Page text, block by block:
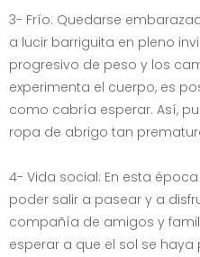
3- Frío: Quedarse
a lucir barriguita en pleno
progresivo de peso y los
experimenta el cuerpo, es
como cabría esperar. Así,
ropa de abrigo tan
4- Vida social: En esta
poder salir a pasear y a
compañía de amigos y
esperar a que el sol se